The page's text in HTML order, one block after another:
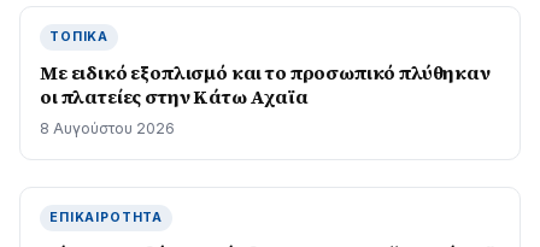
ΤΟΠΙΚΆ
Με ειδικό εξοπλισμό και το προσωπικό πλύθηκαν
οι πλατείες στην Κάτω Αχαϊα
8 Αυγούστου 2026
ΕΠΙΚΑΙΡΌΤΗΤΑ